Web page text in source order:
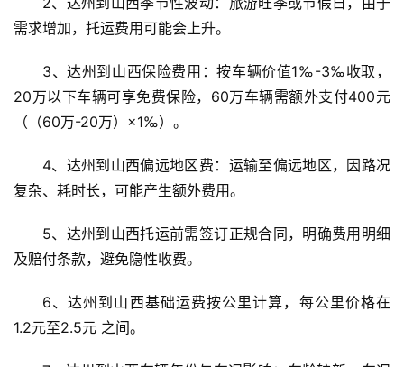
需求增加，托运费用可能会上升。
3、达州到山西保险费用：按车辆价值1‰-3‰收取，
20万以下车辆可享免费保险，60万车辆需额外支付400元
（（60万-20万）×1‰）。
4、达州到山西偏远地区费：运输至偏远地区，因路况
复杂、耗时长，可能产生额外费用。
5、达州到山西托运前需签订正规合同，明确费用明细
及赔付条款，避免隐性收费。
6、达州到山西基础运费按公里计算，每公里价格在
1.2元至2.5元 之间。